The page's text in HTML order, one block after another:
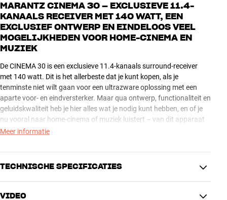
MARANTZ CINEMA 30 – EXCLUSIEVE 11.4-
KANAALS RECEIVER MET 140 WATT, EEN
EXCLUSIEF ONTWERP EN EINDELOOS VEEL
MOGELIJKHEDEN VOOR HOME-CINEMA EN
MUZIEK
De CINEMA 30 is een exclusieve 11.4-kanaals surround-receiver
met 140 watt. Dit is het allerbeste dat je kunt kopen, als je
tenminste niet wilt gaan voor een ultrazware oplossing met een
aparte voor- en eindversterker. Maar qua ontwerp, functionaliteit en
geluidskwaliteit heb je hier alles wat je nodig kunt hebben, en of je
nu vooral naar home-cinema of muziek luistert – van dit apparaat
ga je nog jarenlang heel veel plezier hebben.
MOOI DESIGN – UITSTEKENDE CONSTRUCTIE
De CINEMA 30 is een zwaar apparaat dat veel ruimte inneemt.
Meer informatie
TECHNISCHE SPECIFICATIES
VIDEO